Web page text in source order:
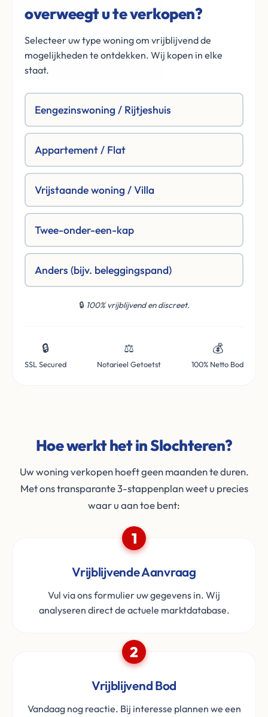
overweegt u te verkopen?
Selecteer uw type woning om vrijblijvend de
mogelijkheden te ontdekken. Wij kopen in elke
staat.
Eengezinswoning / Rijtjeshuis
Appartement / Flat
Vrijstaande woning / Villa
Twee-onder-een-kap
Anders (bijv. beleggingspand)
🔒 100% vrijblijvend en discreet.
🔒
SSL Secured
⚖️
Notarieel Getoetst
💰
100% Netto Bod
Hoe werkt het in Slochteren?
Uw woning verkopen hoeft geen maanden te duren.
Met ons transparante 3-stappenplan weet u precies
waar u aan toe bent:
1
Vrijblijvende Aanvraag
Vul via ons formulier uw gegevens in. Wij
analyseren direct de actuele marktdatabase.
2
Vrijblijvend Bod
Vandaag nog reactie. Bij interesse plannen we een